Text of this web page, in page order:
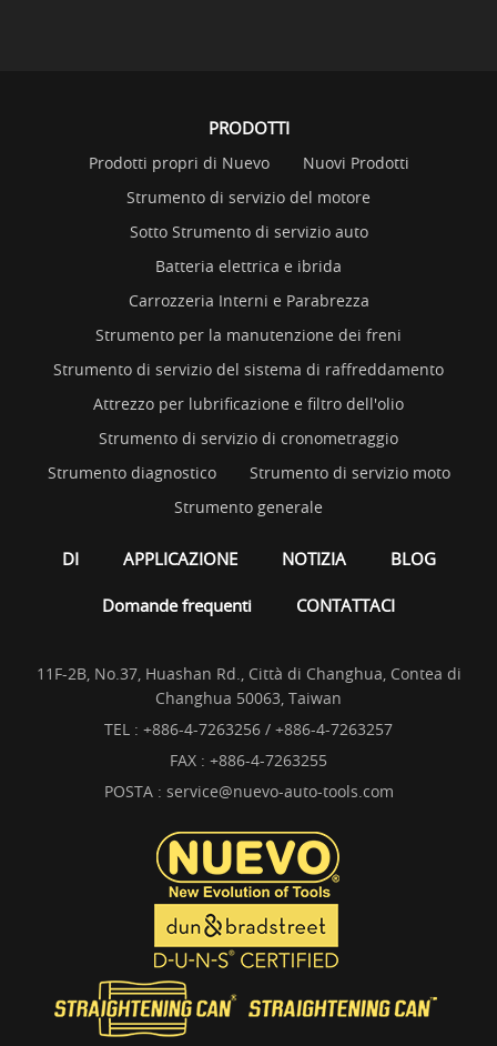
PRODOTTI
Prodotti propri di Nuevo
Nuovi Prodotti
Strumento di servizio del motore
Sotto Strumento di servizio auto
Batteria elettrica e ibrida
Carrozzeria Interni e Parabrezza
Strumento per la manutenzione dei freni
Strumento di servizio del sistema di raffreddamento
Attrezzo per lubrificazione e filtro dell'olio
Strumento di servizio di cronometraggio
Strumento diagnostico
Strumento di servizio moto
Strumento generale
DI APPLICAZIONE NOTIZIA BLOG
Domande frequenti CONTATTACI
11F-2B, No.37, Huashan Rd., Città di Changhua, Contea di
Changhua 50063, Taiwan
TEL : +886-4-7263256 / +886-4-7263257
FAX : +886-4-7263255
POSTA : service@nuevo-auto-tools.com